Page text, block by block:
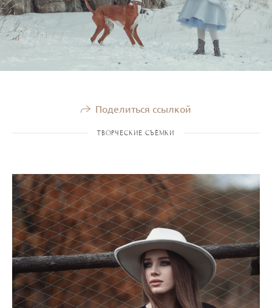
Поделиться ссылкой
ТВОРЧЕСКИЕ СЪЁМКИ